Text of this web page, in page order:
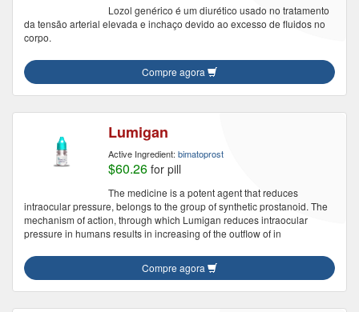
Lozol genérico é um diurético usado no tratamento
da tensão arterial elevada e inchaço devido ao excesso de fluidos no
corpo.
Compre agora
Lumigan
Active Ingredient: bimatoprost
$60.26 for pill
The medicine is a potent agent that reduces
intraocular pressure, belongs to the group of synthetic prostanoid. The
mechanism of action, through which Lumigan reduces intraocular
pressure in humans results in increasing of the outflow of in
Compre agora